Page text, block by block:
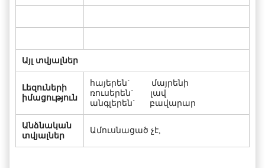
Այլ տվյալներ
Լեզուների
իմացություն
հայերեն` մայրենի
ռուսերեն` լավ
անգլերեն` բավարար
Անձնական
տվյալներ
Ամուսնացած չէ,